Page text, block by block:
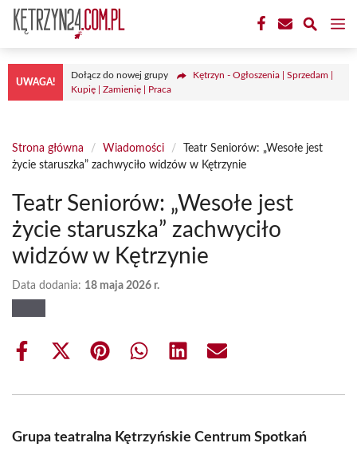
Przejdź
treści
UWAGA!
Dołącz do nowej grupy
Kętrzyn - Ogłoszenia | Sprzedam |
Kupię | Zamienię | Praca
Strona główna / Wiadomości /
Teatr Seniorów: „Wesołe jest
życie staruszka” zachwyciło widzów w Kętrzynie
Teatr Seniorów: „Wesołe jest
życie staruszka” zachwyciło
widzów w Kętrzynie
Data dodania: 18 maja 2026 r.
Share
Share
(Twitter)
Share Share Share Share
Grupa teatralna Kętrzyńskie Centrum Spotkań